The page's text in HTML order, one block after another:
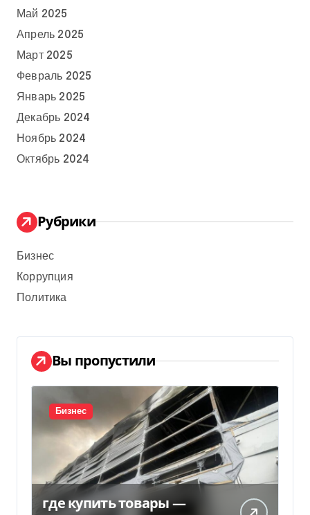
Май 2025
Апрель 2025
Март 2025
Февраль 2025
Январь 2025
Декабрь 2024
Ноябрь 2024
Октябрь 2024
Рубрики
Бизнес
Коррупция
Политика
Вы пропустили
Бизнес
где купить товары —